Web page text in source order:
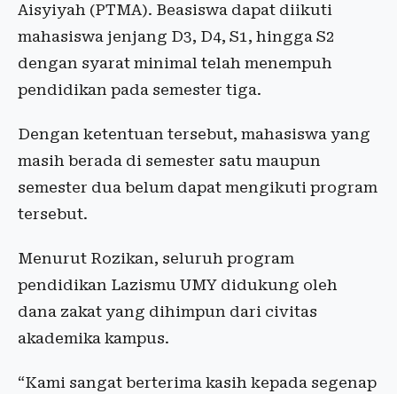
Aisyiyah (PTMA). Beasiswa dapat diikuti
mahasiswa jenjang D3, D4, S1, hingga S2
dengan syarat minimal telah menempuh
pendidikan pada semester tiga.
Dengan ketentuan tersebut, mahasiswa yang
masih berada di semester satu maupun
semester dua belum dapat mengikuti program
tersebut.
Menurut Rozikan, seluruh program
pendidikan Lazismu UMY didukung oleh
dana zakat yang dihimpun dari civitas
akademika kampus.
“Kami sangat berterima kasih kepada segenap